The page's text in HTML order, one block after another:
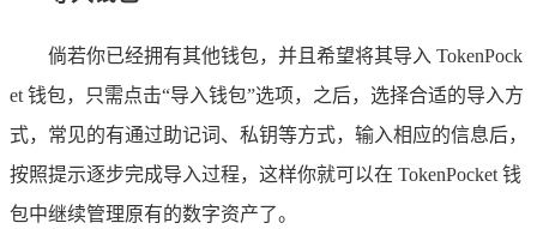
倘若你已经拥有其他钱包，并且希望将其导入 TokenPock
et 钱包，只需点击“导入钱包”选项，之后，选择合适的导入方
式，常见的有通过助记词、私钥等方式，输入相应的信息后，
按照提示逐步完成导入过程，这样你就可以在 TokenPocket 钱
包中继续管理原有的数字资产了。